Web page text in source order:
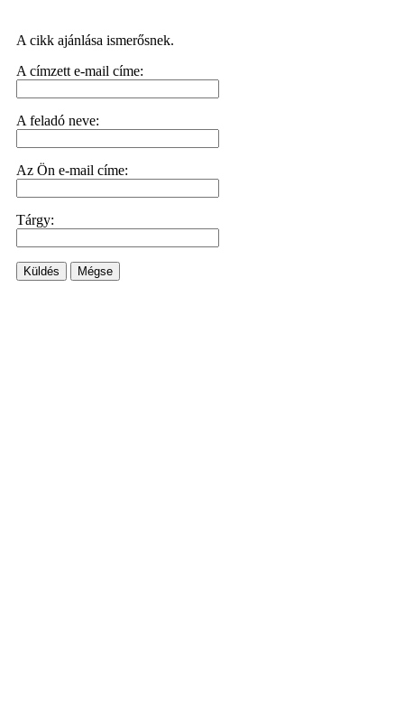
A cikk ajánlása ismerősnek.
A címzett e-mail címe:
A feladó neve:
Az Ön e-mail címe:
Tárgy:
Küldés Mégse